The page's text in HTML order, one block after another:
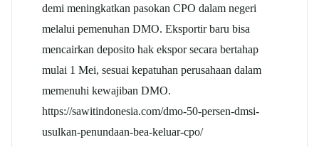
demi meningkatkan pasokan CPO dalam negeri
melalui pemenuhan DMO. Eksportir baru bisa
mencairkan deposito hak ekspor secara bertahap
mulai 1 Mei, sesuai kepatuhan perusahaan dalam
memenuhi kewajiban DMO.
https://sawitindonesia.com/dmo-50-persen-dmsi-
usulkan-penundaan-bea-keluar-cpo/